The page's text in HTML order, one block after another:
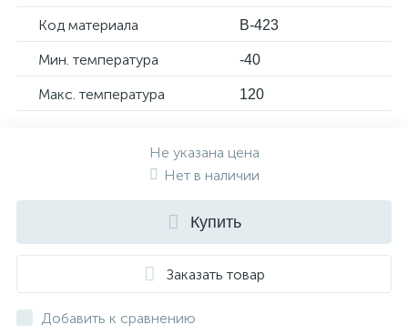
Код материала B-423
Мин. температура -40
Макс. температура 120
Не указана цена
Нет в наличии
Купить
Заказать товар
Добавить к сравнению